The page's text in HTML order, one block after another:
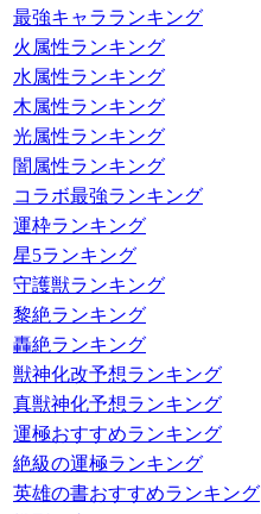
最強キャラランキング
火属性ランキング
水属性ランキング
木属性ランキング
光属性ランキング
闇属性ランキング
コラボ最強ランキング
運枠ランキング
星5ランキング
守護獣ランキング
黎絶ランキング
轟絶ランキング
獣神化改予想ランキング
真獣神化予想ランキング
運極おすすめランキング
絶級の運極ランキング
英雄の書おすすめランキング